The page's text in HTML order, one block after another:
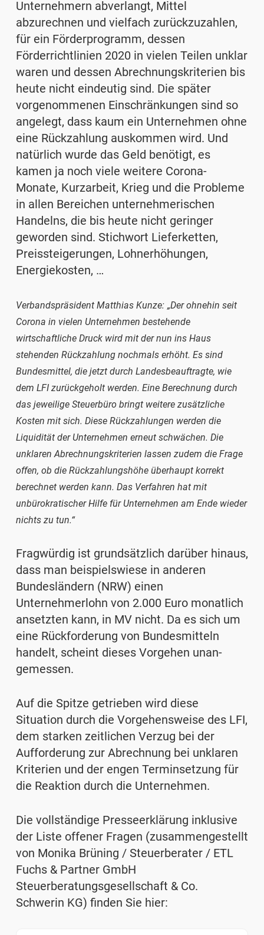
Unternehmern abverlangt, Mittel
abzurechnen und vielfach zurückzuzahlen,
für ein Förderprogramm, dessen
Förderrichtlinien 2020 in vielen Teilen unklar
waren und dessen Abrechnungskriterien bis
heute nicht eindeutig sind. Die später
vorgenommenen Einschränkungen sind so
angelegt, dass kaum ein Unternehmen ohne
eine Rückzahlung auskommen wird. Und
natürlich wurde das Geld benötigt, es
kamen ja noch viele weitere Corona-
Monate, Kurzarbeit, Krieg und die Probleme
in allen Bereichen unternehmerischen
Handelns, die bis heute nicht geringer
geworden sind. Stichwort Lieferketten,
Preis­steigerungen, Lohnerhöhungen,
Energiekosten, …
Verbandspräsident Matthias Kunze: „Der ohnehin seit
Corona in vielen Unternehmen bestehende
wirtschaftliche Druck wird mit der nun ins Haus
stehenden Rückzahlung nochmals erhöht. Es sind
Bundesmittel, die jetzt durch Landesbeauftragte, wie
dem LFI zurückgeholt werden. Eine Berechnung durch
das jeweilige Steuerbüro bringt weitere zusätzliche
Kosten mit sich. Diese Rückzahlungen werden die
Liquidität der Unternehmen erneut schwächen. Die
unklaren Abrechnungskriterien lassen zudem die Frage
offen, ob die Rückzahlungshöhe überhaupt korrekt
berechnet werden kann. Das Verfahren hat mit
unbürokratischer Hilfe für Unternehmen am Ende wieder
nichts zu tun.“
Fragwürdig ist grundsätzlich darüber hinaus,
dass man beispielswiese in anderen
Bundes­ländern (NRW) einen
Unternehmerlohn von 2.000 Euro monatlich
ansetzten kann, in MV nicht. Da es sich um
eine Rückforderung von Bundesmitteln
handelt, scheint dieses Vorgehen unan­
gemessen.
Auf die Spitze getrieben wird diese
Situation durch die Vorgehensweise des LFI,
dem starken zeitlichen Verzug bei der
Aufforderung zur Abrechnung bei unklaren
Kriterien und der engen Terminsetzung für
die Reaktion durch die Unternehmen.
Die vollständige Presseerklärung inklusive
der Liste offener Fragen (zusammengestellt
von Monika Brüning / Steuerberater / ETL
Fuchs & Partner GmbH
Steuerberatungsgesellschaft & Co.
Schwerin KG) finden Sie hier: